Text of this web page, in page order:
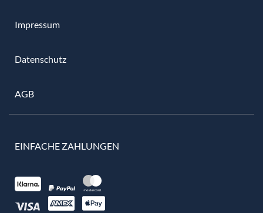
Impressum
Datenschutz
AGB
EINFACHE ZAHLUNGEN